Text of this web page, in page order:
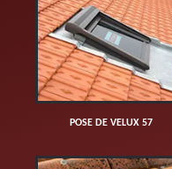
POSE DE VELUX 57